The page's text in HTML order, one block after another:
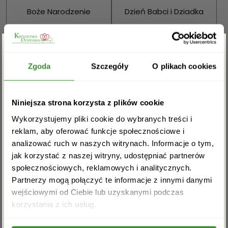
Zgoda Szczegóły O plikach cookies
Niniejsza strona korzysta z plików cookie
Wykorzystujemy pliki cookie do wybranych treści i
reklam, aby oferować funkcje społecznościowe i
analizować ruch w naszych witrynach. Informacje o tym,
jak korzystać z naszej witryny, udostępniać partnerów
społecznościowych, reklamowych i analitycznych.
Partnerzy mogą połączyć te informacje z innymi danymi
wejściowymi od Ciebie lub uzyskanymi podczas
korzystania z ich usług.
Boże Narodzenie Dzień Babci i Dziadka
Walentynki Dzień Kobiet
Wielkanoc Dzień Mamy
Sprawdź również:
Bukiety mieszane Kosze kwiatowe
Zgarnij rabat -5%
Zapisz się do newslettera i zgarnij
rabat na pierwsze zakupy!
Akceptuję regulamin i wyrażam zgodę na
przetwarzanie powyższych danych osobowych